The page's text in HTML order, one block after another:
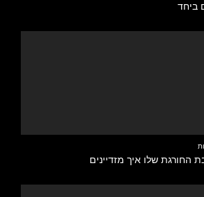
ביחד
שלו איך מזדיינים